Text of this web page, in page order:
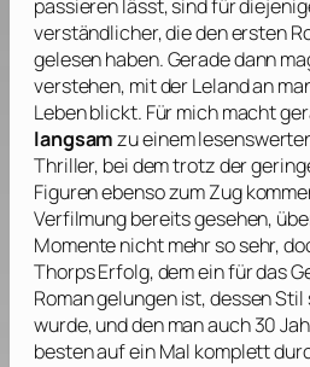
passieren lässt, sind für
verständlicher, die den ersten
gelesen haben. Gerade dann
verstehen, mit der Leland an
Leben blickt. Für mich macht
langsamzu einem
Thriller, bei dem trotz der
Figuren ebenso zum Zug
Verfilmung bereits gesehen,
Momente nicht mehr so sehr,
ThorpsErfolg, dem ein für das
Roman gelungen ist, dessen
wurde, und den man auch 30
besten auf ein Mal komplett